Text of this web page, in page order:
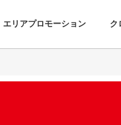
エリアプロモーション ク